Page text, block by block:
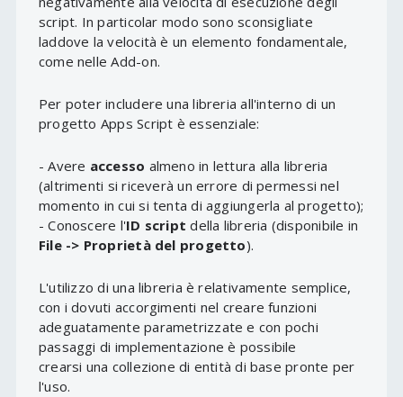
script. In particolar modo sono sconsigliate
laddove la velocità è un elemento fondamentale,
come nelle Add-on.
Per poter includere una libreria all'interno di un
progetto Apps Script è essenziale:
- Avere accesso almeno in lettura alla libreria
(altrimenti si riceverà un errore di permessi nel
momento in cui si tenta di aggiungerla al progetto);
- Conoscere l'ID script della libreria (disponibile in
File -> Proprietà del progetto).
L'utilizzo di una libreria è relativamente semplice,
con i dovuti accorgimenti nel creare funzioni
adeguatamente parametrizzate e con pochi
passaggi di implementazione è possibile
crearsi una collezione di entità di base pronte per
l'uso.